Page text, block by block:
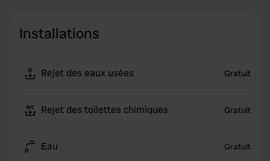
Installations
Rejet des eaux usées Gratuit
Rejet des toilettes chimiques Gratuit
Eau Gratuit